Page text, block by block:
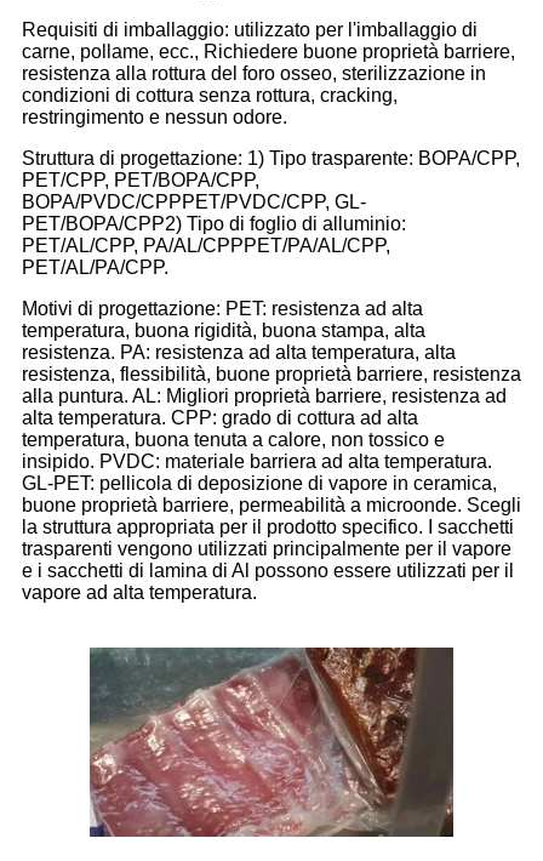
Requisiti di imballaggio: utilizzato per l'imballaggio di
carne, pollame, ecc., Richiedere buone proprietà barriere,
resistenza alla rottura del foro osseo, sterilizzazione in
condizioni di cottura senza rottura, cracking,
restringimento e nessun odore.
Struttura di progettazione: 1) Tipo trasparente: BOPA/CPP,
PET/CPP, PET/BOPA/CPP,
BOPA/PVDC/CPPPET/PVDC/CPP, GL-
PET/BOPA/CPP2) Tipo di foglio di alluminio:
PET/AL/CPP, PA/AL/CPPPET/PA/AL/CPP,
PET/AL/PA/CPP.
Motivi di progettazione: PET: resistenza ad alta
temperatura, buona rigidità, buona stampa, alta
resistenza. PA: resistenza ad alta temperatura, alta
resistenza, flessibilità, buone proprietà barriere, resistenza
alla puntura. AL: Migliori proprietà barriere, resistenza ad
alta temperatura. CPP: grado di cottura ad alta
temperatura, buona tenuta a calore, non tossico e
insipido. PVDC: materiale barriera ad alta temperatura.
GL-PET: pellicola di deposizione di vapore in ceramica,
buone proprietà barriere, permeabilità a microonde. Scegli
la struttura appropriata per il prodotto specifico. I sacchetti
trasparenti vengono utilizzati principalmente per il vapore
e i sacchetti di lamina di Al possono essere utilizzati per il
vapore ad alta temperatura.